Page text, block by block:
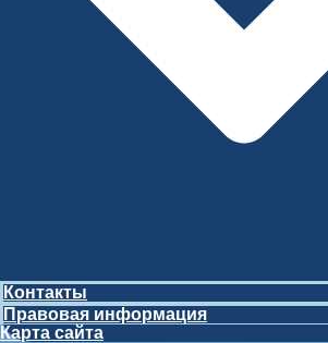
Контакты
Правовая информация
Карта сайта